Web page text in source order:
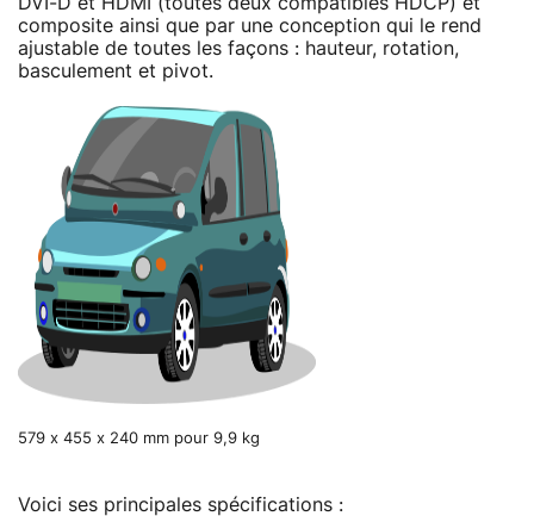
composite ainsi que par une conception qui le rend
ajustable de toutes les façons : hauteur, rotation,
basculement et pivot.
579 x 455 x 240 mm pour 9,9 kg
Voici ses principales spécifications :